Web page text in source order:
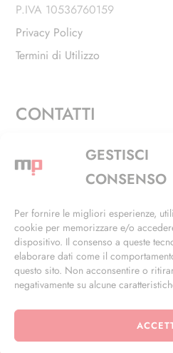
GESTISCI
CONSENSO
Per fornire le migliori esperienze,
cookie per memorizzare e/o
dispositivo. Il consenso a queste
elaborare dati come il
questo sito. Non acconsentire o
negativamente su alcune
P.IVA 10536760159
Privacy Policy
Termini di Utilizzo
CONTATTI
Via Alfieri, 27 - Trezzano
+39 02 4846 3155
info@masterphil.it